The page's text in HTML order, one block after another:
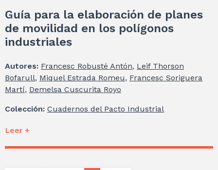
Guía para la elaboración de planes
de movilidad en los polígonos
industriales
Autores: Francesc Robusté Antón, Leif Thorson
Bofarull, Miquel Estrada Romeu, Francesc Soriguera
Martí, Demelsa Cuscurita Royo
Colección: Cuadernos del Pacto Industrial
Leer +